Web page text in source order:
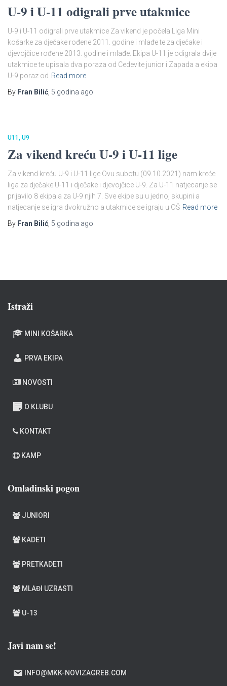
U-9 i U-11 odigrali prve utakmice​
U-9 i U-11 odigrali prve utakmice Za vikend je počela Liga Mini
košarke za dječake rođene 2011. godine i mlađe te za dječake i
djevojčice rođene 2013. godine i mlađe. Ekipa U-11 je odigrala dvije
utakmice te upisala dva poraza od Cedevite junior i Zapada a ekipa
U-9 poraz od Read more
By Fran Bilić 5 godina ago
U11 U9
Za vikend kreću U-9 i U-11 lige​
Za vikend kreću U-9 i U-11 lige Ovu subotu (09.10.2021) nam kreće
liga za dječake U-11 i dječake i djevojčice U-9. Za U-11 natjecanje se
prijavilo 8 ekipa a za U-9 njih 7. Sve ekipe su u jednoj skupini a
natjecanje se igra dvokružno a utakmice se igraju u OŠ Read more
By Fran Bilić 5 godina ago
Istraži
MINI KOŠARKA
PRVA EKIPA
NOVOSTI
O KLUBU
KONTAKT
KAMP
Omladinski pogon
JUNIORI
KADETI
PRETKADETI
MLAĐI UZRASTI
U-13
Javi nam se!
INFO@MKK-NOVIZAGREB.COM